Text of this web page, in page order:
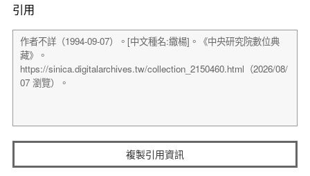
引用
複製引用資訊